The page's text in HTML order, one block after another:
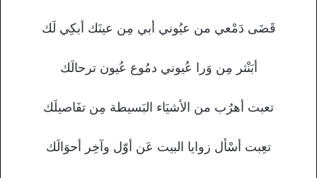
قَضَى دَمْعي من عيُوني أبي مِن عينَك أبكِي لَك
أبَنْثر مِن وَرا عُيوني دمُوع عُيون ترحالَك
تعبت أهرُب من الأشيَاء البَسيطة مِن تفَاصيلَك
تعِبت أسْأل زوايا البيت عَن أوّل وآخِر أحوَالَك